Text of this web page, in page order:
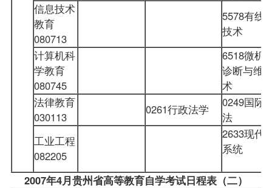
信息技术
教育
080713
5578有线
技术
计算机科
学教育
080745
6518微机
诊断与维
术
法律教育
030113
0261行政法学
0249国际
法
工业工程
082205
2633现代
系统
2007年4月贵州省高等教育自学考试日程表（二）